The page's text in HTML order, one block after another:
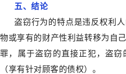
五、结论
盗窃行为的特点是违反权利
物或享有的财产性利益转移为自
罪，属于盗窃的直接正犯，盗窃
（享有针对顾客的债权）。